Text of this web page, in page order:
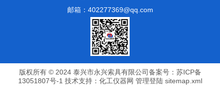
邮箱：402277369@qq.com
版权所有 © 2024 泰兴市永兴索具有限公司备案号：苏ICP备
13051807号-1 技术支持： 化工仪器网 管理登陆 sitemap.xml